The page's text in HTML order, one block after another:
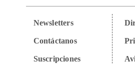
Newsletters
Contáctanos
Suscripciones